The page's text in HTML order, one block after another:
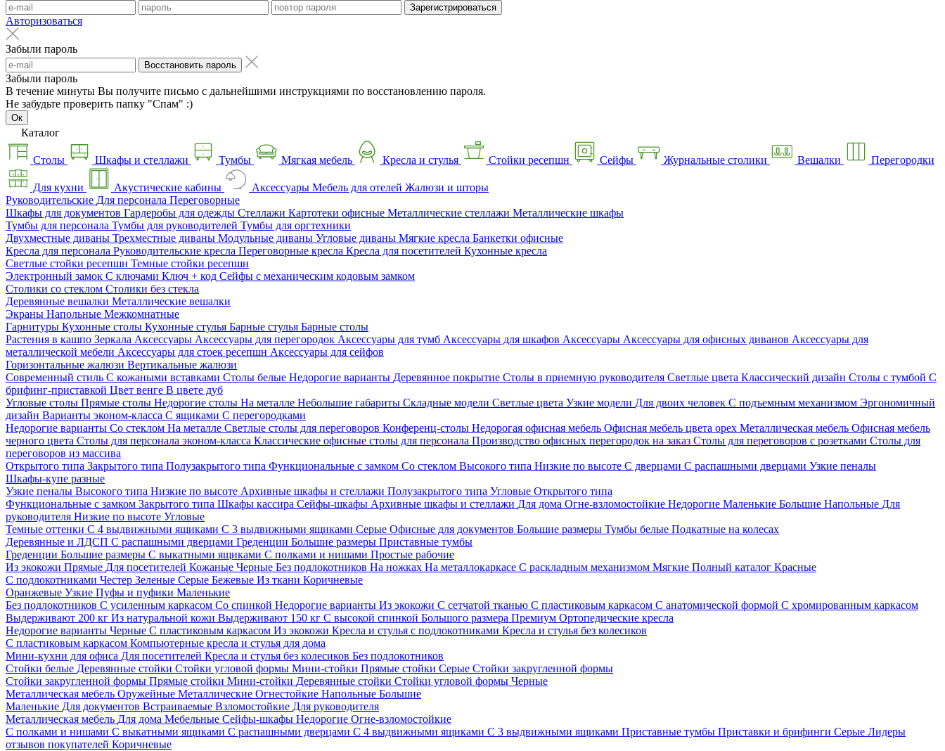
Зарегистрироваться
Авторизоваться
Забыли пароль
Восстановить пароль
Забыли пароль
В течение минуты Вы получите письмо с дальнейшими инструкциями по восстановлению пароля.
Не забудьте проверить папку "Спам" :)
Ок
Каталог
Столы Шкафы и стеллажи Тумбы Мягкая мебель Кресла и стулья Стойки ресепшн Сейфы Журнальные столики Вешалки Перегородки
Для кухни Акустические кабины Аксессуары Мебель для отелей Жалюзи и шторы
Руководительские Для персонала Переговорные
Шкафы для документов Гардеробы для одежды Стеллажи Картотеки офисные Металлические стеллажи Металлические шкафы
Тумбы для персонала Тумбы для руководителей Тумбы для оргтехники
Двухместные диваны Трехместные диваны Модульные диваны Угловые диваны Мягкие кресла Банкетки офисные
Кресла для персонала Руководительские кресла Переговорные кресла Кресла для посетителей Кухонные кресла
Светлые стойки ресепшн Темные стойки ресепшн
Электронный замок С ключами Ключ + код Сейфы с механическим кодовым замком
Столики со стеклом Столики без стекла
Деревянные вешалки Металлические вешалки
Экраны Напольные Межкомнатные
Гарнитуры Кухонные столы Кухонные стулья Барные стулья Барные столы
Растения в кашпо Зеркала Аксессуары Аксессуары для перегородок Аксессуары для тумб Аксессуары для шкафов Аксессуары Аксессуары для офисных диванов Аксессуары для
металлической мебели Аксессуары для стоек ресепшн Аксессуары для сейфов
Горизонтальные жалюзи Вертикальные жалюзи
Современный стиль С кожаными вставками Столы белые Недорогие варианты Деревянное покрытие Столы в приемную руководителя Светлые цвета Классический дизайн Столы с тумбой С
брифинг-приставкой Цвет венге В цвете дуб
Угловые столы Прямые столы Недорогие столы На металле Небольшие габариты Складные модели Светлые цвета Узкие модели Для двоих человек С подъемным механизмом Эргономичный
дизайн Варианты эконом-класса С ящиками С перегородками
Недорогие варианты Со стеклом На металле Светлые столы для переговоров Конференц-столы Недорогая офисная мебель Офисная мебель цвета орех Металлическая мебель Офисная мебель
черного цвета Столы для персонала эконом-класса Классические офисные столы для персонала Производство офисных перегородок на заказ Столы для переговоров с розетками Столы для
переговоров из массива
Открытого типа Закрытого типа Полузакрытого типа Функциональные с замком Со стеклом Высокого типа Низкие по высоте С дверцами С распашными дверцами Узкие пеналы
Шкафы-купе разные
Узкие пеналы Высокого типа Низкие по высоте Архивные шкафы и стеллажи Полузакрытого типа Угловые Открытого типа
Функциональные с замком Закрытого типа Шкафы кассира Сейфы-шкафы Архивные шкафы и стеллажи Для дома Огне-взломостойкие Недорогие Маленькие Большие Напольные Для
руководителя Низкие по высоте Угловые
Темные оттенки С 4 выдвижными ящиками С 3 выдвижными ящиками Серые Офисные для документов Большие размеры Тумбы белые Подкатные на колесах
Деревянные и ЛДСП С распашными дверцами Греденции Большие размеры Приставные тумбы
Греденции Большие размеры С выкатными ящиками С полками и нишами Простые рабочие
Из экокожи Прямые Для посетителей Кожаные Черные Без подлокотников На ножках На металлокаркасе С раскладным механизмом Мягкие Полный каталог Красные
С подлокотниками Честер Зеленые Серые Бежевые Из ткани Коричневые
Оранжевые Узкие Пуфы и пуфики Маленькие
Без подлокотников С усиленным каркасом Со спинкой Недорогие варианты Из экокожи С сетчатой тканью С пластиковым каркасом С анатомической формой С хромированным каркасом
Выдерживают 200 кг Из натуральной кожи Выдерживают 150 кг С высокой спинкой Большого размера Премиум Ортопедические кресла
Недорогие варианты Черные С пластиковым каркасом Из экокожи Кресла и стулья с подлокотниками Кресла и стулья без колесиков
С пластиковым каркасом Компьютерные кресла и стулья для дома
Мини-кухни для офиса Для посетителей Кресла и стулья без колесиков Без подлокотников
Стойки белые Деревянные стойки Стойки угловой формы Мини-стойки Прямые стойки Серые Стойки закругленной формы
Стойки закругленной формы Прямые стойки Мини-стойки Деревянные стойки Стойки угловой формы Черные
Металлическая мебель Оружейные Металлические Огнестойкие Напольные Большие
Маленькие Для документов Встраиваемые Взломостойкие Для руководителя
Металлическая мебель Для дома Мебельные Сейфы-шкафы Недорогие Огне-взломостойкие
С полками и нишами С выкатными ящиками С распашными дверцами С 4 выдвижными ящиками С 3 выдвижными ящиками Приставные тумбы Приставки и брифинги Серые Лидеры
отзывов покупателей Коричневые